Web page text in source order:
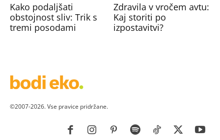
Kako podaljšati
obstojnost sliv: Trik s
tremi posodami
Zdravila v vročem avtu:
Kaj storiti po
izpostavitvi?
©2007-2026. Vse pravice pridržane.